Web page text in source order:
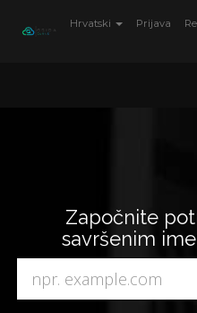
Hrvatski Prijava
Započnite
savršenim